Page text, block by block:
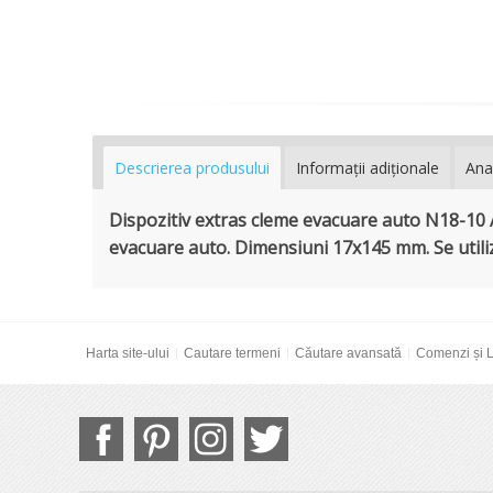
Descrierea produsului Informaţii adiţionale
Dispozitiv extras cleme evacuare auto N18-10
evacuare auto. Dimensiuni 17x145 mm.Se
Harta site-ului Cautare termeni Căutare avansată Comenzi și